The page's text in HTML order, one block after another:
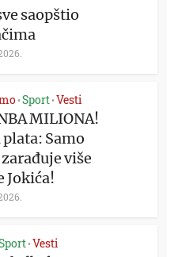
saopštio
•Sport •Vesti
MILIONA!
Samo
više
Jokića!
•Vesti